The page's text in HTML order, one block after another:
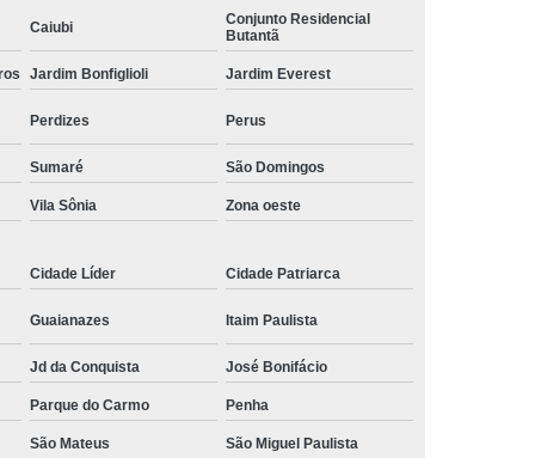
Comando Elétrico Volante para Pcd
Pcd Volante
Comando Volante para Pcd
e Freio Eletrônico Adaptação
Adaptação de Deficientes
Adaptação de Deficientes Físicos
Adaptação Deficientes Físicos
Eletrônico Adaptação Pcd
Eletrônico de Adaptação
Eletrônico para Adaptação
Caiubi
Conjunto Residencial
Butantã
Jardim Bonfiglioli Jardim Everest
Perdizes Perus
Sumaré São Domingos
Vila Sônia Zona oeste
Cidade Líder Cidade Patriarca
Guaianazes Itaim Paulista
Jd da Conquista José Bonifácio
Parque do Carmo Penha
São Mateus São Miguel Paulista